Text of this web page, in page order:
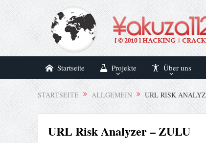
Startseite Projekte Über uns
STARTSEITE ALLGEMEIN URL RISK
URL Risk Analyzer – ZULU